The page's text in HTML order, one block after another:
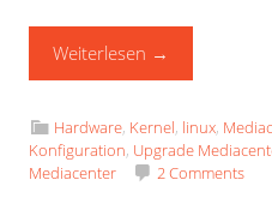
Weiterlesen →
Hardware, Kernel, linux,
Konfiguration, Upgrade
Mediacenter
2 Comments